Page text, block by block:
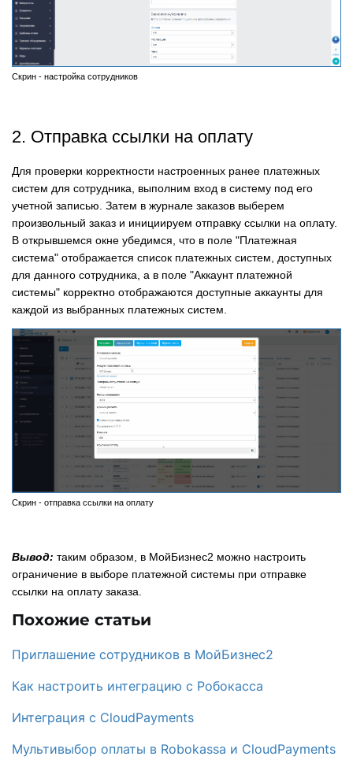
Скрин - настройка сотрудников
2. Отправка ссылки на оплату
Для проверки корректности настроенных ранее платежных
систем для сотрудника, выполним вход в систему под его
учетной записью. Затем в журнале заказов выберем
произвольный заказ и инициируем отправку ссылки на оплату.
В открывшемся окне убедимся, что в поле "Платежная
система" отображается список платежных систем, доступных
для данного сотрудника, а в поле "Аккаунт платежной
системы" корректно отображаются доступные аккаунты для
каждой из выбранных платежных систем.
Скрин - отправка ссылки на оплату
Вывод: таким образом, в МойБизнес2 можно настроить
ограничение в выборе платежной системы при отправке
ссылки на оплату заказа.
Похожие статьи
Приглашение сотрудников в МойБизнес2
Как настроить интеграцию с Робокасса
Интеграция с CloudPayments
Мультивыбор оплаты в Robokassa и CloudPayments